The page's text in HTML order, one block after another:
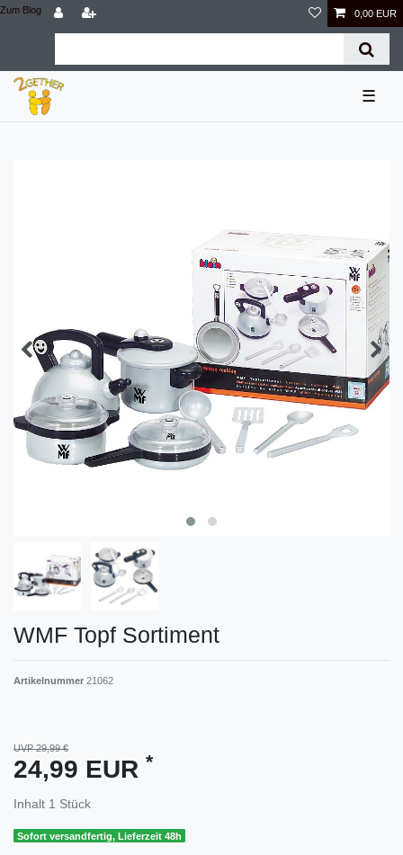
Zum Blog 0,00 EUR
☰
WMF Topf Sortiment
Artikelnummer 21062
UVP 29,99 €
24,99 EUR *
Inhalt 1 Stück
Sofort versandfertig, Lieferzeit 48h